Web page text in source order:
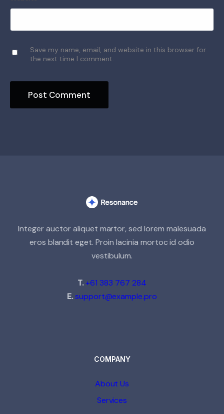
Save my name, email, and website in this browser for
the next time I comment.
Integer auctor aliquet martor, sed lorem malesuada
eros blandit eget. Proin lacinia mortoc id odio
vestibulum.
T.+61 383 767 284
E. support@example.pro
COMPANY
About Us
Services